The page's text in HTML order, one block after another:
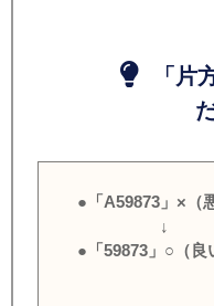
「片方
だ
●「A59873」×（
↓
●「59873」○（良